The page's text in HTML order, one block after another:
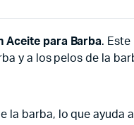
Aceite para Barba.
y a los pelos de la
barba, lo que ayuda